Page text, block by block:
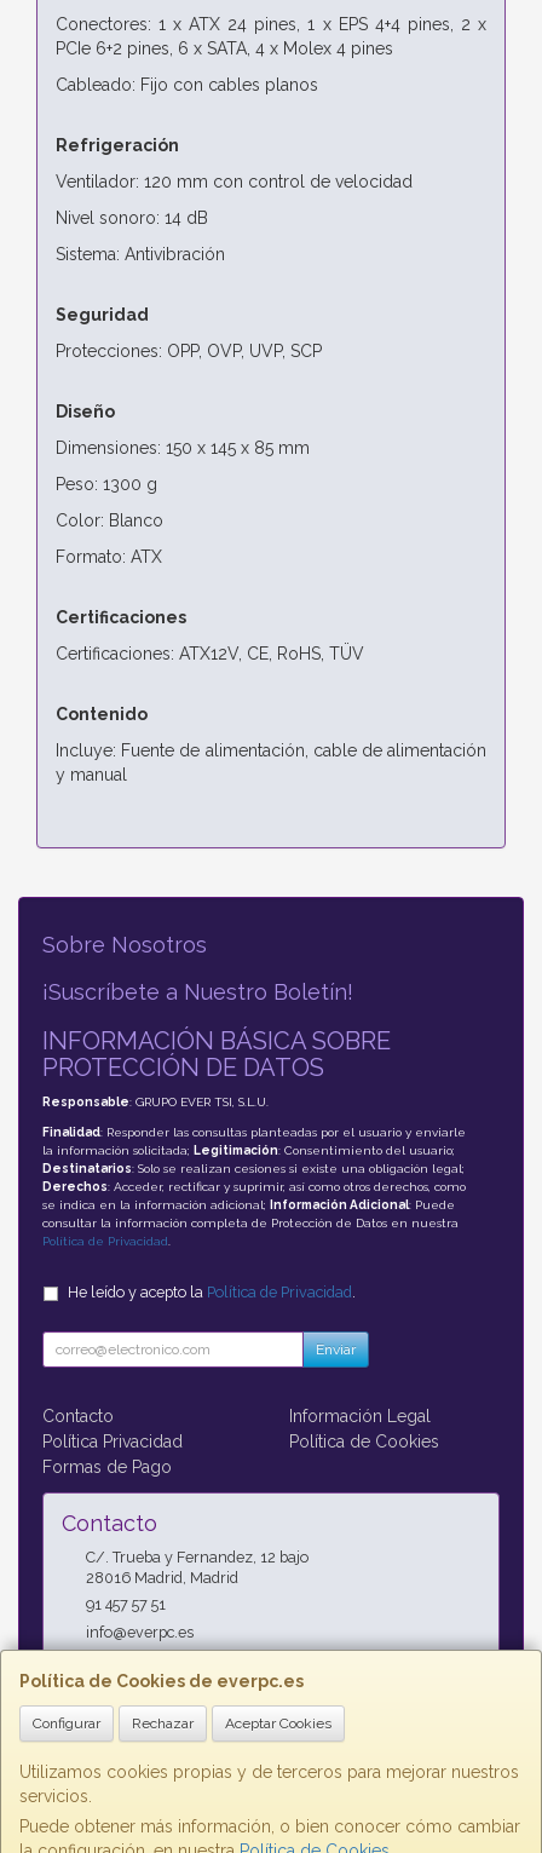
Conectores: 1 x ATX 24 pines, 1 x EPS 4+4 pines, 2 x
PCIe 6+2 pines, 6 x SATA, 4 x Molex 4 pines
Cableado: Fijo con cables planos
Refrigeración
Ventilador: 120 mm con control de velocidad
Nivel sonoro: 14 dB
Sistema: Antivibración
Seguridad
Protecciones: OPP, OVP, UVP, SCP
Diseño
Dimensiones: 150 x 145 x 85 mm
Peso: 1300 g
Color: Blanco
Formato: ATX
Certificaciones
Certificaciones: ATX12V, CE, RoHS, TÜV
Contenido
Incluye: Fuente de alimentación, cable de alimentación
y manual
Política de Cookies de everpc.es
Configurar Rechazar Aceptar Cookies
Utilizamos cookies propias y de terceros para mejorar nuestros
servicios.
Puede obtener más información, o bien conocer cómo cambiar
Sobre Nosotros
¡Suscríbete a Nuestro Boletín!
INFORMACIÓN BÁSICA SOBRE
PROTECCIÓN DE DATOS
Responsable: GRUPO EVER TSI, S.L.U.
Finalidad: Responder las consultas planteadas por el usuario y enviarle
la información solicitada; Legitimación: Consentimiento del usuario;
Destinatarios: Solo se realizan cesiones si existe una obligación legal;
Derechos: Acceder, rectificar y suprimir, así como otros derechos, como
se indica en la información adicional;
Información Adicional: Puede
consultar la información completa de Protección de Datos en nuestra
Política de Privacidad
He leído y acepto la Política de Privacidad
Enviar
Contacto
Información Legal
Política Privacidad
Política de Cookies
Formas de Pago
Contacto
C/. Trueba y Fernandez, 12 bajo
28016 Madrid Madrid
91 457 57 51
info@everpc.es
Horario
Horario continuo : Lunes a Jueves 09:00h - 19:00h, Viernes
09:00h - 14:00h